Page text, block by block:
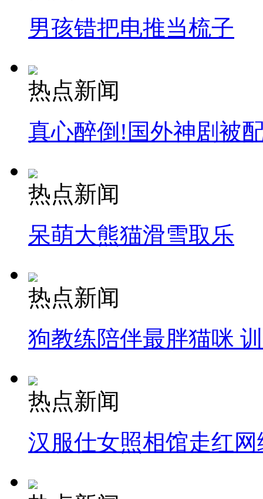
男孩错把电推当梳子
热点新闻
真心醉倒!国外神剧被
热点新闻
呆萌大熊猫滑雪取乐
热点新闻
狗教练陪伴最胖猫咪
热点新闻
汉服仕女照相馆走红网